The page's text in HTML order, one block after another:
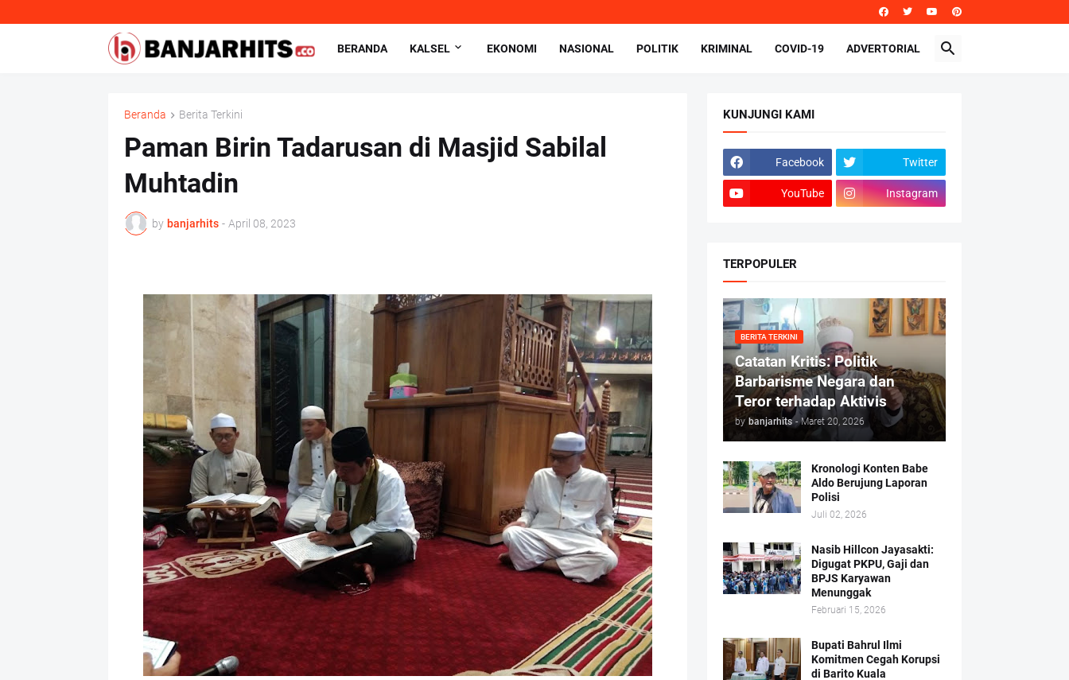
BERANDA KALSEL EKONOMI NASIONAL POLITIK KRIMINAL COVID-19 ADVERTORIAL
Beranda Berita Terkini
Paman Birin Tadarusan di Masjid Sabilal
Muhtadin
by banjarhits - April 08, 2023
KUNJUNGI KAMI
Facebook Twitter
YouTube Instagram
TERPOPULER
BERITA TERKINI
Catatan Kritis: Politik
Barbarisme Negara dan
Teror terhadap Aktivis
by banjarhits - Maret 20, 2026
Kronologi Konten Babe
Aldo Berujung Laporan
Polisi
Juli 02, 2026
Nasib Hillcon Jayasakti:
Digugat PKPU, Gaji dan
BPJS Karyawan
Menunggak
Februari 15, 2026
Bupati Bahrul Ilmi
Komitmen Cegah Korupsi
di Barito Kuala